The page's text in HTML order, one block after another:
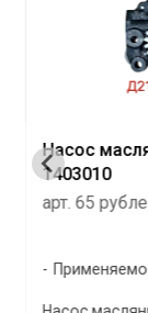
Насос
1403010
арт. 65